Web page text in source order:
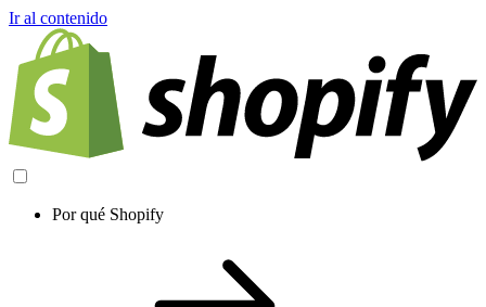
Ir al contenido
Por qué Shopify